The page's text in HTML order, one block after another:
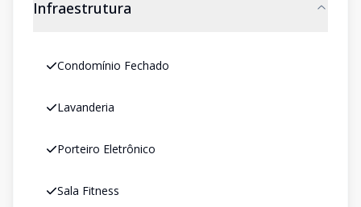
Infraestrutura
Condomínio Fechado
Lavanderia
Porteiro Eletrônico
Sala Fitness